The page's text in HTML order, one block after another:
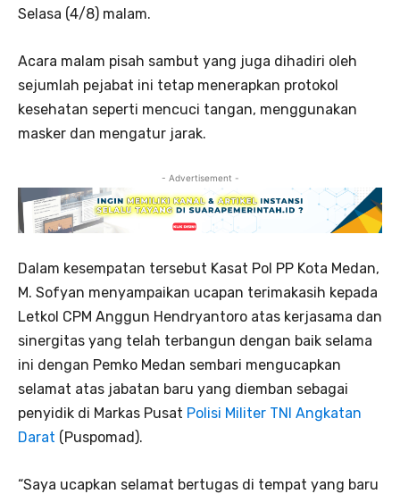
Selasa (4/8) malam.
Acara malam pisah sambut yang juga dihadiri oleh
sejumlah pejabat ini tetap menerapkan protokol
kesehatan seperti mencuci tangan, menggunakan
masker dan mengatur jarak.
- Advertisement -
Dalam kesempatan tersebut Kasat Pol PP Kota Medan,
M. Sofyan menyampaikan ucapan terimakasih kepada
Letkol CPM Anggun Hendryantoro atas kerjasama dan
sinergitas yang telah terbangun dengan baik selama
ini dengan Pemko Medan sembari mengucapkan
selamat atas jabatan baru yang diemban sebagai
penyidik di Markas Pusat Polisi Militer TNI Angkatan
Darat (Puspomad).
“Saya ucapkan selamat bertugas di tempat yang baru